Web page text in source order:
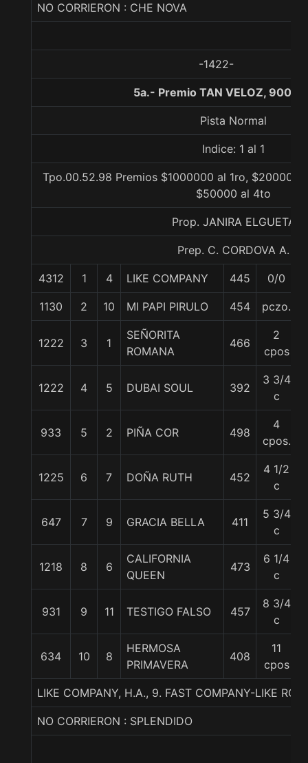
NO CORRIERON : CHE NOVA
-1422-
5a.- Premio TAN VELOZ, 900
Pista Normal
Indice: 1 al 1
Tpo.00.52.98 Premios $1000000 al 1ro, $200000
$50000 al 4to
Prop. JANIRA ELGUETA
Prep. C. CORDOVA A.
4312 1 4 LIKE COMPANY 445 0/0
1130 2 10 MI PAPI PIRULO 454 pczo.
1222 3 1
SEÑORITA
ROMANA
466
2
cpos
1222 4 5 DUBAI SOUL 392
3 3/4
c
933 5 2 PIÑA COR 498
4
cpos.
1225 6 7 DOÑA RUTH 452
4 1/2
c
647 7 9 GRACIA BELLA 411
5 3/4
c
1218 8 6
CALIFORNIA
QUEEN
473
6 1/4
c
931 9 11 TESTIGO FALSO 457
8 3/4
c
634 10 8
HERMOSA
PRIMAVERA
408
11
cpos
LIKE COMPANY, H.A., 9. FAST COMPANY-LIKE RO-
NO CORRIERON : SPLENDIDO